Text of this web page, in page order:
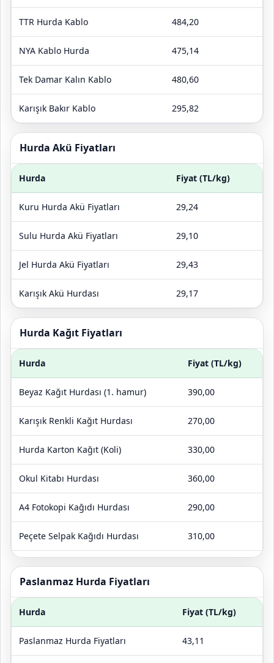
TTR Hurda Kablo 484,20
NYA Kablo Hurda 475,14
Tek Damar Kalın Kablo 480,60
Karışık Bakır Kablo 295,82
Hurda Akü Fiyatları
Hurda Fiyat (TL/kg)
Kuru Hurda Akü Fiyatları 29,24
Sulu Hurda Akü Fiyatları 29,10
Jel Hurda Akü Fiyatları 29,43
Karışık Akü Hurdası 29,17
Hurda Kağıt Fiyatları
Hurda Fiyat (TL/kg)
Beyaz Kağıt Hurdası (1. hamur) 390,00
Karışık Renkli Kağıt Hurdası 270,00
Hurda Karton Kağıt (Koli) 330,00
Okul Kitabı Hurdası 360,00
A4 Fotokopi Kağıdı Hurdası 290,00
Peçete Selpak Kağıdı Hurdası 310,00
Bardak Kağıt Hurdası 380,00
Paslanmaz Hurda Fiyatları
Hurda Fiyat (TL/kg)
Paslanmaz Hurda Fiyatları 43,11